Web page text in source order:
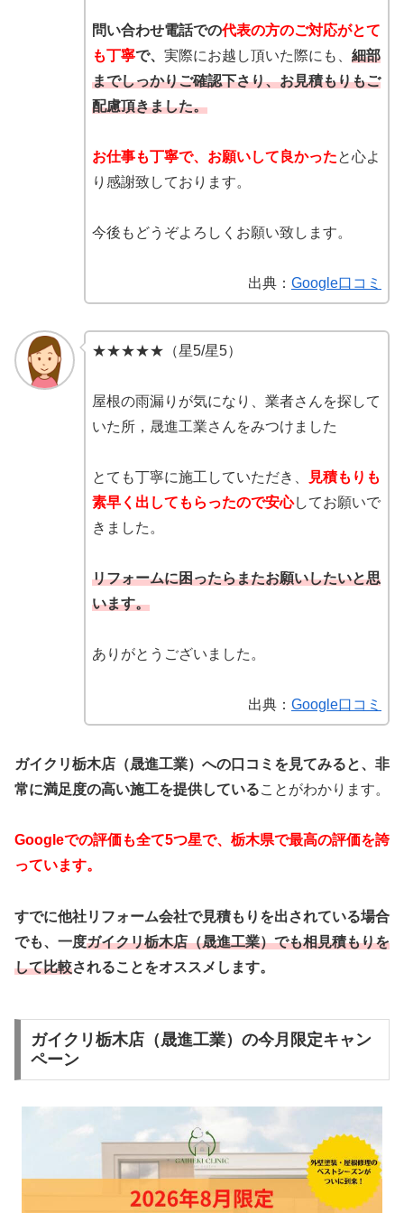
問い合わせ電話での代表の方のご対応がとて
も丁寧で、 実際にお越し頂いた際にも、 細部
までしっかりご確認下さり、お見積もりもご
配慮頂きました。
お仕事も丁寧で、お願いして良かったと心よ
り感謝致しております。
今後もどうぞよろしくお願い致します。
出典： Google口コミ
★★★★★（星5/星5）
屋根の雨漏りが気になり、業者さんを探して
いた所，晟進工業さんをみつけました
とても丁寧に施工していただき、
見積もりも
素早く出してもらったので安心してお願いで
きました。
リフォームに困ったらまたお願いしたいと思
います。
ありがとうございました。
出典： Google口コミ
ガイクリ栃木店（晟進工業）への口コミを見てみると、非
常に満足度の高い施工を提供していることがわかります。
Googleでの評価も全て5つ星で、栃木県で最高の評価を誇
っています。
すでに他社リフォーム会社で見積もりを出されている場合
でも、一度ガイクリ栃木店（晟進工業）でも相見積もりを
して比較されることをオススメします。
ガイクリ栃木店（晟進工業）の今月限定キャン
ペーン